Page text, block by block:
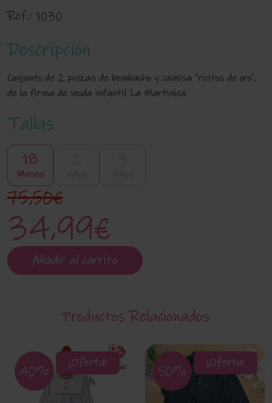
Ref.: 1030
Descripción
Conjunto de 2 piezas de bombacho y camisa "ricitos de oro",
de la firma de moda infantil La Martinica
Tallas
18
Meses
34,99€
75,50€
Añadir al carrito
Productos Relacionados
¡Oferta!
40% ¡Oferta!
50%